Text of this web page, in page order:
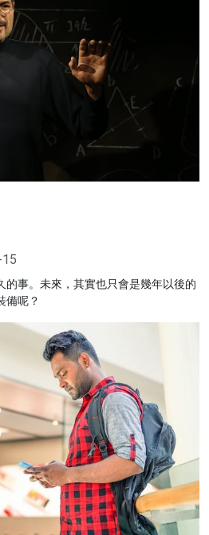
的事。未來，其實也只會是幾年以後的
備呢？